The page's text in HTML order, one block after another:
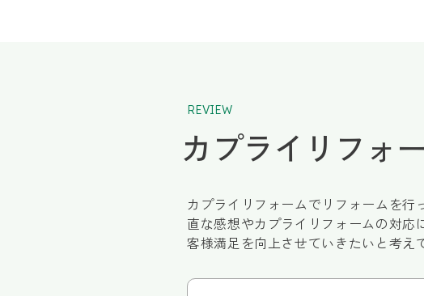
REVIEW
カプライリフォ
カプライリフォームでリフォームを
直な感想やカプライリフォームの対
客様満足を向上させていきたいと考え